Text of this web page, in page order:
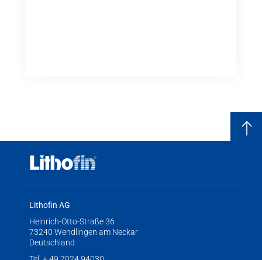
Lithofin AG
Heinrich-Otto-Straße 36
73240 Wendlingen am Neckar
Deutschland